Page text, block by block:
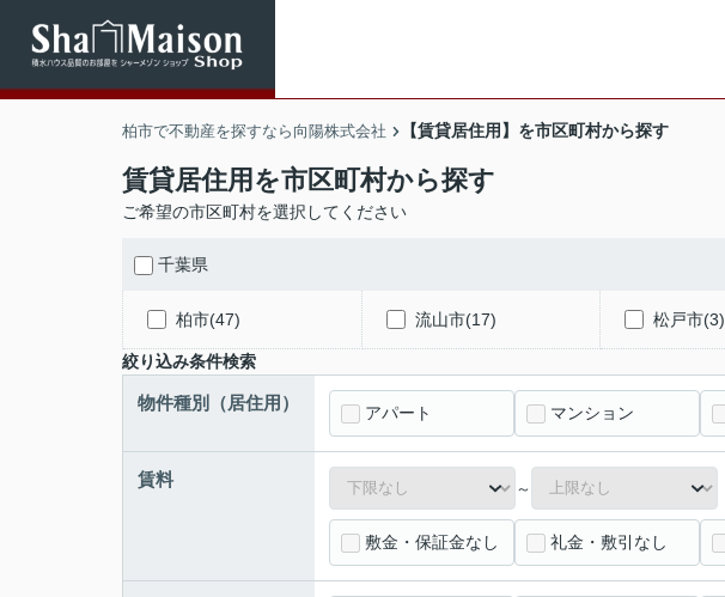
柏市で不動産を探すなら向陽株式会社 【賃貸居住用】を市区町村から探す
賃貸居住用を市区町村から探す
ご希望の市区町村を選択してください
千葉県
柏市(47) 流山市(17) 松戸市(3)
絞り込み条件検索
物件種別（居住用） アパート マンション
賃料 ～
敷金・保証金なし 礼金・敷引なし